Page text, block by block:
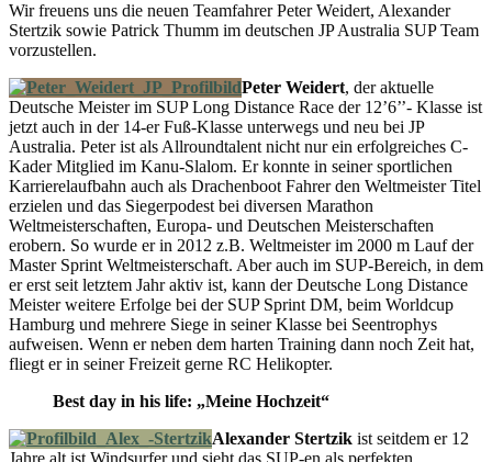
Wir freuens uns die neuen Teamfahrer Peter Weidert, Alexander
Stertzik sowie Patrick Thumm im deutschen JP Australia SUP Team
vorzustellen.
Peter Weidert, der aktuelle
Deutsche Meister im SUP Long Distance Race der 12’6’’- Klasse ist
jetzt auch in der 14-er Fuß-Klasse unterwegs und neu bei JP
Australia. Peter ist als Allroundtalent nicht nur ein erfolgreiches C-
Kader Mitglied im Kanu-Slalom. Er konnte in seiner sportlichen
Karrierelaufbahn auch als Drachenboot Fahrer den Weltmeister Titel
erzielen und das Siegerpodest bei diversen Marathon
Weltmeisterschaften, Europa- und Deutschen Meisterschaften
erobern. So wurde er in 2012 z.B. Weltmeister im 2000 m Lauf der
Master Sprint Weltmeisterschaft. Aber auch im SUP-Bereich, in dem
er erst seit letztem Jahr aktiv ist, kann der Deutsche Long Distance
Meister weitere Erfolge bei der SUP Sprint DM, beim Worldcup
Hamburg und mehrere Siege in seiner Klasse bei Seentrophys
aufweisen. Wenn er neben dem harten Training dann noch Zeit hat,
fliegt er in seiner Freizeit gerne RC Helikopter.
Best day in his life: „Meine Hochzeit“
Alexander Stertzik ist seitdem er 12
Jahre alt ist Windsurfer und sieht das SUP-en als perfekten